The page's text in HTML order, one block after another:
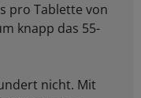
pro Tablette von
knapp das 55-
nicht. Mit